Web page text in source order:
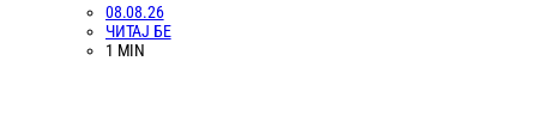
08.08.26
ЧИТАЈ БЕ
1 MIN